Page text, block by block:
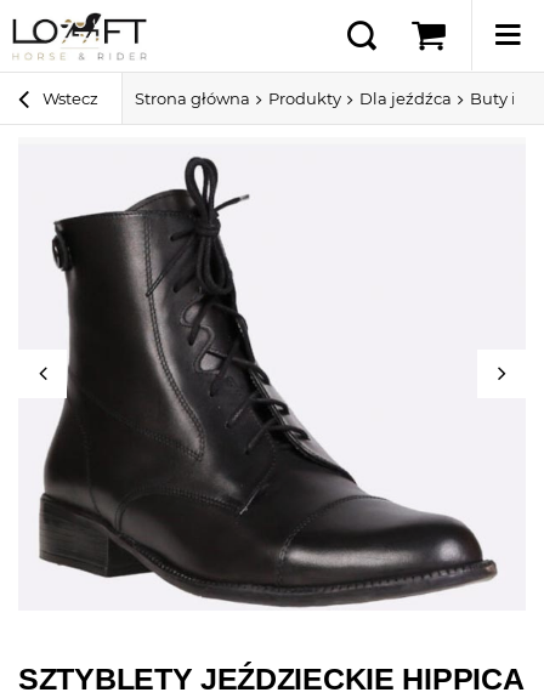
Wstecz Strona główna Produkty Dla jeźdźca Buty i
SZTYBLETY JEŹDZIECKIE HIPPICA